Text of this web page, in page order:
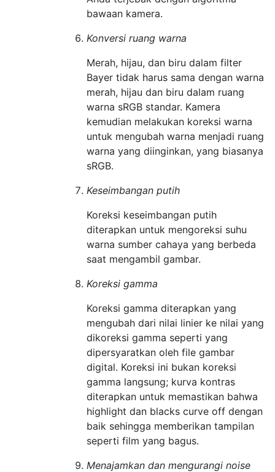
bawaan kamera.
Konversi ruang warna
Merah, hijau, dan biru dalam filter
Bayer tidak harus sama dengan warna
merah, hijau dan biru dalam ruang
warna sRGB standar. Kamera
kemudian melakukan koreksi warna
untuk mengubah warna menjadi ruang
warna yang diinginkan, yang biasanya
sRGB.
Keseimbangan putih
Koreksi keseimbangan putih
diterapkan untuk mengoreksi suhu
warna sumber cahaya yang berbeda
saat mengambil gambar.
Koreksi gamma
Koreksi gamma diterapkan yang
mengubah dari nilai linier ke nilai yang
dikoreksi gamma seperti yang
dipersyaratkan oleh file gambar
digital. Koreksi ini bukan koreksi
gamma langsung; kurva kontras
diterapkan untuk memastikan bahwa
highlight dan blacks curve off dengan
baik sehingga memberikan tampilan
seperti film yang bagus.
Menajamkan dan mengurangi noise